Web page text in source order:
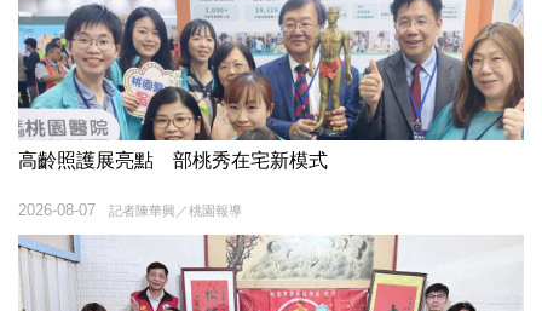
高齡照護展亮點 部桃秀在宅新模式
記者陳華興／桃園報導
2026-08-07